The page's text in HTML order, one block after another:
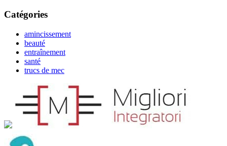
Catégories
amincissement
beauté
entraînement
santé
trucs de mec